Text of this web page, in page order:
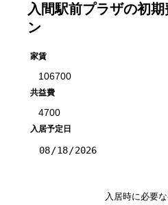
入間駅前プラザの初期
ン
家賃
共益費
入居予定日
入居時に必要